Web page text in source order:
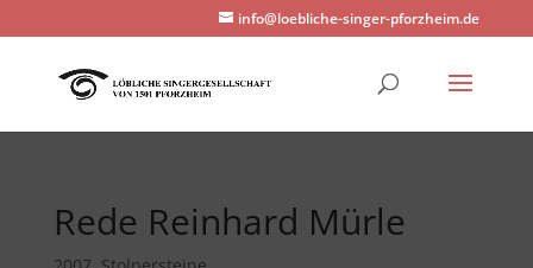
info@loebliche-singer-pforzheim.de
Rede Reinhard Mürle